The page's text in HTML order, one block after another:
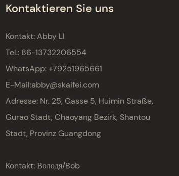
Kontaktieren Sie uns
Kontakt: Abby LI
Tel.: 86-13732206554
WhatsApp: +79251965661
E-Mail:abby@skaifei.com
Adresse: Nr. 25, Gasse 5, Huimin Straße,
Gurao Stadt, Chaoyang Bezirk, Shantou
Stadt, Provinz Guangdong
Kontakt: Володя/Bob